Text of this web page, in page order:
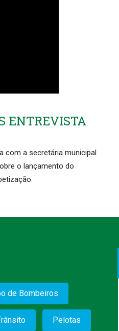
ENTREVISTA
com a secretária municipal
o lançamento do
de Bombeiros
Pelotas